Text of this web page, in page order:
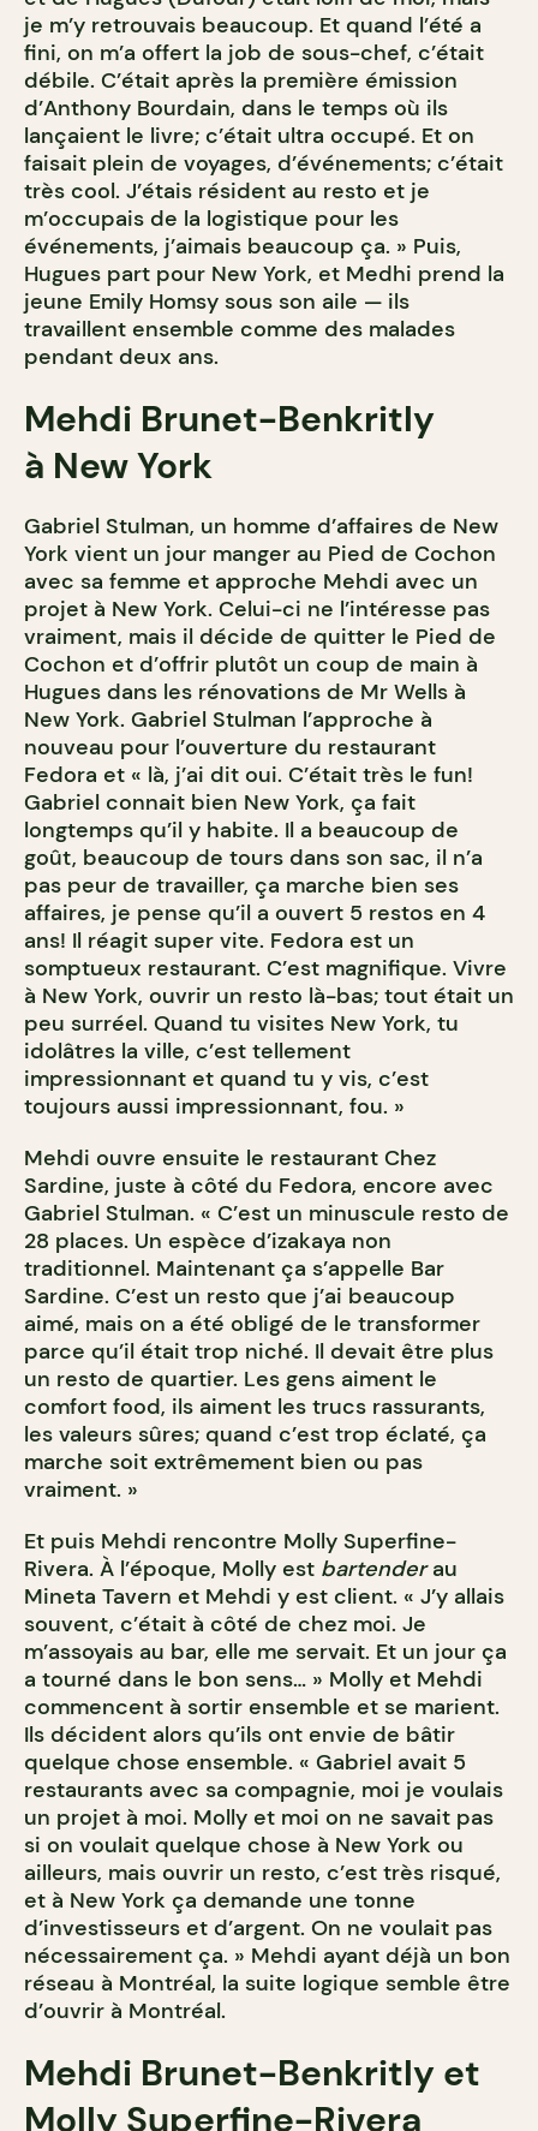
je m’y retrouvais beaucoup. Et quand l’été a
fini, on m’a offert la job de sous-chef, c’était
débile. C’était après la première émission
d’Anthony Bourdain, dans le temps où ils
lançaient le livre; c’était ultra occupé. Et on
faisait plein de voyages, d’événements; c’était
très cool. J’étais résident au resto et je
m’occupais de la logistique pour les
événements, j’aimais beaucoup ça. » Puis,
Hugues part pour New York, et Medhi prend la
jeune Emily Homsy sous son aile — ils
travaillent ensemble comme des malades
pendant deux ans.
Mehdi Brunet-Benkritly
à New York
Gabriel Stulman, un homme d’affaires de New
York vient un jour manger au Pied de Cochon
avec sa femme et approche Mehdi avec un
projet à New York. Celui-ci ne l’intéresse pas
vraiment, mais il décide de quitter le Pied de
Cochon et d’offrir plutôt un coup de main à
Hugues dans les rénovations de Mr Wells à
New York. Gabriel Stulman l’approche à
nouveau pour l’ouverture du restaurant
Fedora et « là, j’ai dit oui. C’était très le fun!
Gabriel connait bien New York, ça fait
longtemps qu’il y habite. Il a beaucoup de
goût, beaucoup de tours dans son sac, il n’a
pas peur de travailler, ça marche bien ses
affaires, je pense qu’il a ouvert 5 restos en 4
ans! Il réagit super vite. Fedora est un
somptueux restaurant. C’est magnifique. Vivre
à New York, ouvrir un resto là-bas; tout était un
peu surréel. Quand tu visites New York, tu
idolâtres la ville, c’est tellement
impressionnant et quand tu y vis, c’est
toujours aussi impressionnant, fou. »
Mehdi ouvre ensuite le restaurant Chez
Sardine, juste à côté du Fedora, encore avec
Gabriel Stulman. « C’est un minuscule resto de
28 places. Un espèce d’izakaya non
traditionnel. Maintenant ça s’appelle Bar
Sardine. C’est un resto que j’ai beaucoup
aimé, mais on a été obligé de le transformer
parce qu’il était trop niché. Il devait être plus
un resto de quartier. Les gens aiment le
comfort food, ils aiment les trucs rassurants,
les valeurs sûres; quand c’est trop éclaté, ça
marche soit extrêmement bien ou pas
vraiment. »
Et puis Mehdi rencontre Molly Superfine-
Rivera. À l’époque, Molly est bartenderau
Mineta Tavern et Mehdi y est client. « J’y allais
souvent, c’était à côté de chez moi. Je
m’assoyais au bar, elle me servait. Et un jour ça
a tourné dans le bon sens… » Molly et Mehdi
commencent à sortir ensemble et se marient.
Ils décident alors qu’ils ont envie de bâtir
quelque chose ensemble. « Gabriel avait 5
restaurants avec sa compagnie, moi je voulais
un projet à moi. Molly et moi on ne savait pas
si on voulait quelque chose à New York ou
ailleurs, mais ouvrir un resto, c’est très risqué,
et à New York ça demande une tonne
d’investisseurs et d’argent. On ne voulait pas
nécessairement ça. » Mehdi ayant déjà un bon
réseau à Montréal, la suite logique semble être
d’ouvrir à Montréal.
Mehdi Brunet-Benkritly et
Molly Superfine-Rivera